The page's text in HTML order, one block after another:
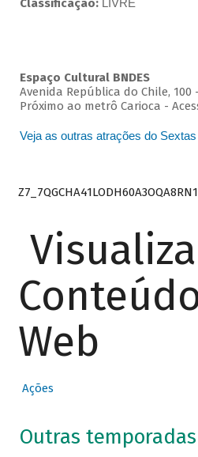
Classificação: LIVRE
Espaço Cultural BNDES
Avenida República do Chile, 100
Próximo ao metrô Carioca -
Veja as outras atrações do
Web
Ações
Outras temporadas